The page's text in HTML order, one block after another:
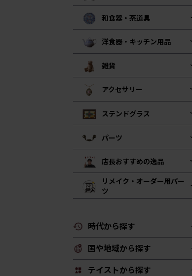
和食器・茶道具
洋食器・キッチン用品
雑貨
アクセサリー
ステンドグラス
パーツ
店長おすすめの逸品
リメイク・オーダー用パー
ツ
時代から探す
国や地域から探す
テイストから探す